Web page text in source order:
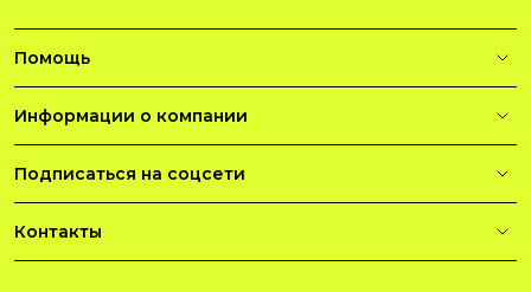
Помощь
Информации о компании
Подписаться на соцсети
Контакты